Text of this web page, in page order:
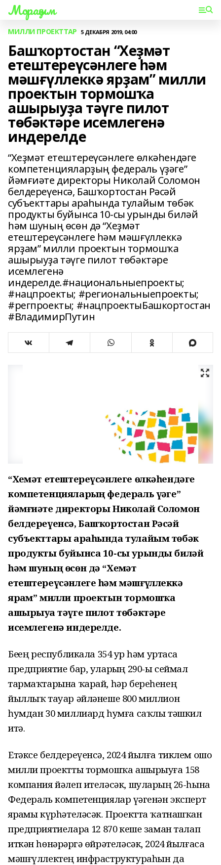
Мораҙым
МИЛЛИ ПРОЕКТТАР 5 ДЕКАБРЯ 2019, 04:00
Башҡортостан “Хеҙмәт
етештереүсәнлеге һәм
мәшғүллеккә ярҙам” милли
проектын тормошҡа
ашырыуҙа тәүге пилот
төбәктәре исемлегенә
индерелде
“Хеҙмәт етештереүсәнлеге өлкәһендәге
компетенцияларҙың федераль үҙәге”
йәмғиәте директоры Николай Соломон
белдереүенсә, Башҡортостан Рәсәй
субъекттары араһында тулайым төбәк
продукты буйынса 10-сы урынды биләй
һәм шуның өсөн дә “Хеҙмәт
етештереүсәнлеге һәм мәшғүллеккә
ярҙам” милли проектын тормошҡа
ашырыуҙа тәүге пилот төбәктәре
исемлегенә
индерелде.#национальныепроекты;
#нацпроекты; #региональныепроекты;
#регпроекты; #нацпроектыБашкортостан
#ВладимирПутин
“Хеҙмәт етештереүсәнлеге өлкәһендәге
компетенцияларҙың федераль үҙәге”
йәмғиәте директоры Николай Соломон
белдереүенсә, Башҡортостан Рәсәй
субъекттары араһында тулайым төбәк
продукты буйынса 10-сы урынды биләй
һәм шуның өсөн дә “Хеҙмәт
етештереүсәнлеге һәм мәшғүллеккә
ярҙам” милли проектын тормошҡа
ашырыуҙа тәүге пилот төбәктәре
исемлегенә индерелде.
Беҙҙең республикала 354 ҙур һәм уртаса
предприятие бар, уларҙың 290-ы сеймал
тармаҡтарына ҡарай, һәр береһенең
йыллыҡ тауар әйләнеше 800 миллион
һумдан 30 миллиард һумға саҡлы тәшкил
итә.
Етәксе белдереүенсә, 2024 йылға тиклем ошо
милли проектты тормошҡа ашырыуға 158
компания йәлеп ителәсәк, шуларҙың 26-һына
Федераль компетенциялар үҙәгенән эксперт
ярҙамы күрһәтеләсәк. Проектта ҡатнашҡан
предприятиеларҙа 12 870 кеше заман талап
иткән һөнәрҙәргә өйрәтеләсәк, 2024 йылғаса
мәшғүллектең инфраструктураһын да